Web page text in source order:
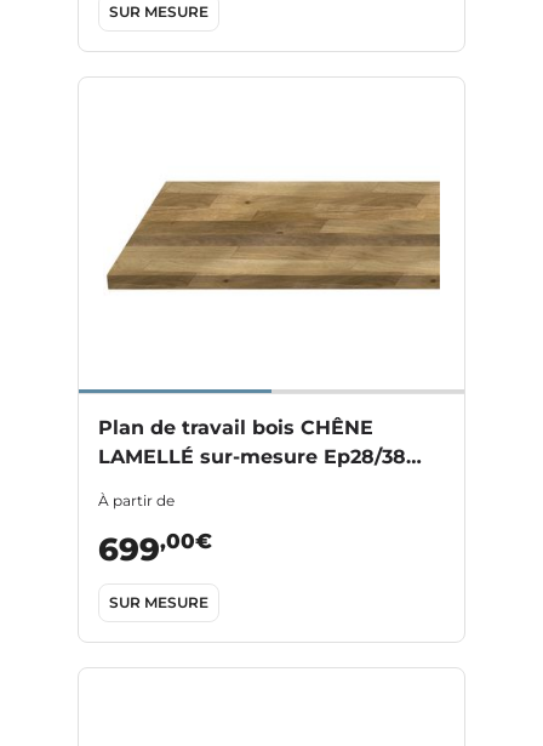
SUR MESURE
Plan de travail bois CHÊNE
LAMELLÉ sur-mesure Ep28/38
À partir de
699,00€
SUR MESURE